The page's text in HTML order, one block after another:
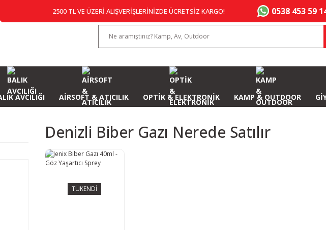
2500 TL VE ÜZERİ ALIŞVERİŞLERİNİZDE ÜCRETSİZ KARGO! 0538 453 59
AVCILIĞI AİRSOFT & ATICILIK OPTİK & ELEKTRONİK KAMP & OUTDOOR
Denizli Biber Gazı Nerede Satılır
TÜKENDİ